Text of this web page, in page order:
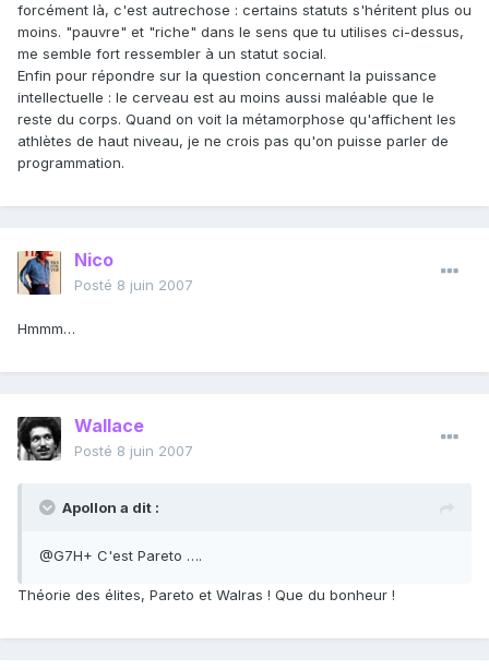
forcément là, c'est autrechose : certains statuts s'héritent plus ou
moins. "pauvre" et "riche" dans le sens que tu utilises ci-dessus,
me semble fort ressembler à un statut social.
Enfin pour répondre sur la question concernant la puissance
intellectuelle : le cerveau est au moins aussi maléable que le
reste du corps. Quand on voit la métamorphose qu'affichent les
athlètes de haut niveau, je ne crois pas qu'on puisse parler de
programmation.
Nico
Posté 8 juin 2007
Hmmm…
Wallace
Posté 8 juin 2007
Apollon a dit :
@G7H+ C'est Pareto ….
Théorie des élites, Pareto et Walras ! Que du bonheur !